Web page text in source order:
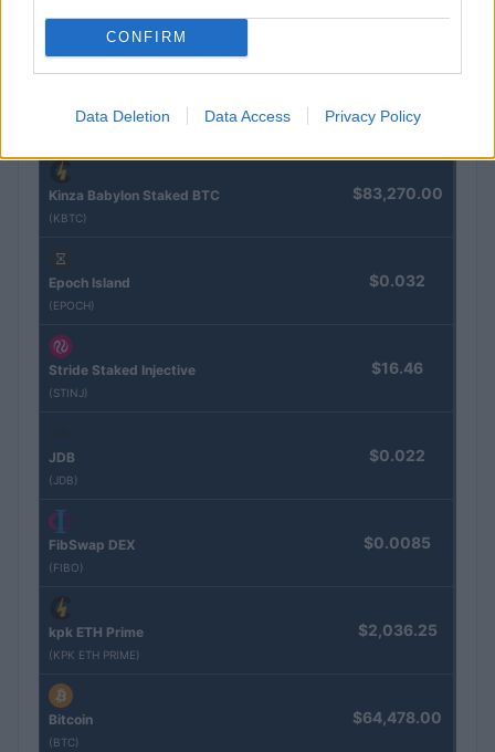
CONFIRM
Data Deletion Data Access Privacy Policy
Eureka Bridged PAX Gold (Terra
Kinza Babylon Staked BTC
(KBTC)
$83,270.00
Epoch Island
(EPOCH)
$0.032
Stride Staked Injective
(STINJ)
$16.46
JDB
(JDB)
$0.022
FibSwap DEX
(FIBO)
$0.0085
kpk ETH Prime
(KPK ETH PRIME)
$2,036.25
Bitcoin
(BTC)
$64,478.00